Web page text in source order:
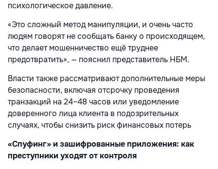
психологическое давление.
«Это сложный метод манипуляции, и очень часто
людям говорят не сообщать банку о происходящем,
что делает мошенничество ещё труднее
предотвратить», — пояснил представитель НБМ.
Власти также рассматривают дополнительные меры
безопасности, включая отсрочку проведения
транзакций на 24–48 часов или уведомление
доверенного лица клиента в подозрительных
случаях, чтобы снизить риск финансовых потерь
«Спуфинг» и зашифрованные приложения: как
преступники уходят от контроля